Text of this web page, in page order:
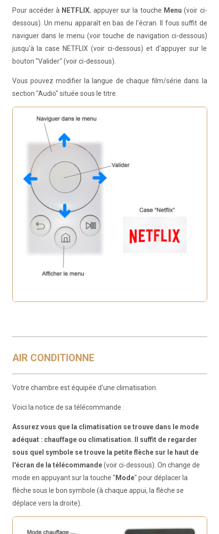
Pour accéder à NETFLIX, appuyer sur la touche Menu(voir ci-
dessous). Un menu apparaît en bas de l'écran. Il fous suffit de
naviguer dans le menu (voir touche de navigation ci-dessous)
jusqu'à la case NETFLIX (voir ci-dessous) et d'appuyer sur le
bouton "Valider" (voir ci-dessous).
Vous pouvez modifier la langue de chaque film/série dans la
section "Audio" située sous le titre.
AIR CONDITIONNE
Votre chambre est équipée d'une climatisation.
Voici la notice de sa télécommande :
Assurez vous que la climatisation se trouve dans le mode
adéquat : chauffage ou climatisation. Il suffit de regarder
sous quel symbole se trouve la petite flèche sur le haut de
l'écran de la télécommande(voir ci-dessous). On change de
mode en appuyant sur la touche " Mode" pour déplacer la
flèche sous le bon symbole (à chaque appui, la flèche se
déplace vers la droite).